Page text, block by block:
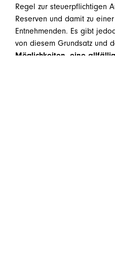
Regel zur steuerpflichtigen
Reserven und damit zu
Entnehmenden. Es gibt
von diesem Grundsatz und
Möglichkeiten, eine